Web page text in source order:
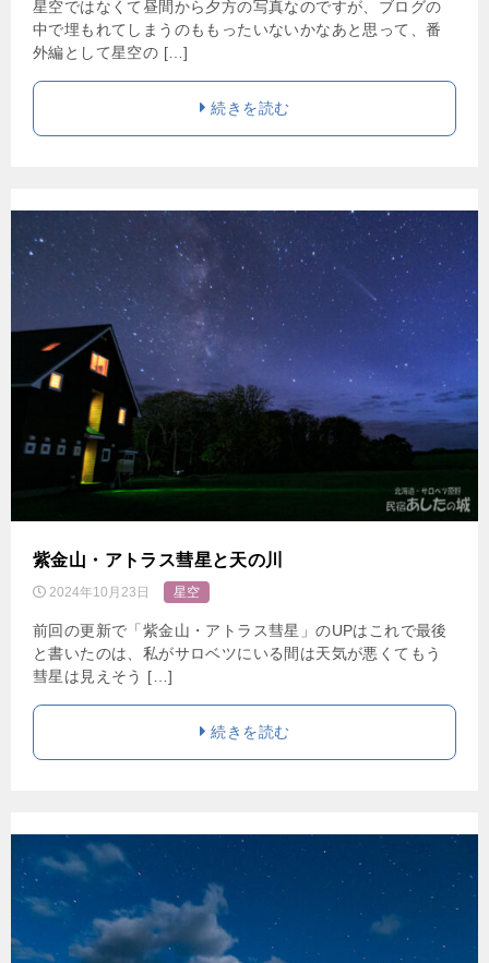
星空ではなくて昼間から夕方の写真なのですが、ブログの
中で埋もれてしまうのももったいないかなあと思って、番
外編として星空の […]
続きを読む
紫金山・アトラス彗星と天の川
2024年10月23日 星空
前回の更新で「紫金山・アトラス彗星」のUPはこれで最後
と書いたのは、私がサロベツにいる間は天気が悪くてもう
彗星は見えそう […]
続きを読む